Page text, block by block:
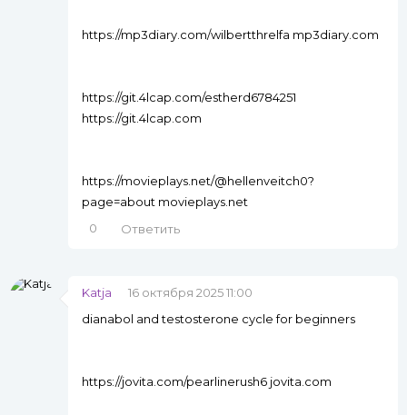
https://mp3diary.com/wilbertthrelfa mp3diary.com
https://git.4lcap.com/estherd6784251
https://git.4lcap.com
https://movieplays.net/@hellenveitch0?
page=about movieplays.net
0
Ответить
Katja
16 октября 2025 11:00
dianabol and testosterone cycle for beginners
https://jovita.com/pearlinerush6 jovita.com